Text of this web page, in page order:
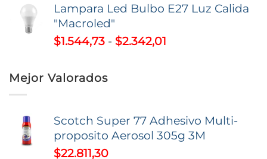
precios:
Lampara Led Bulbo E27 Luz Calida
"Macroled"
$1.544,73 - $2.342,01
hasta
$2.342,01
Mejor Valorados
Scotch Super 77 Adhesivo Multi-
proposito Aerosol 305g 3M
$22.811,30